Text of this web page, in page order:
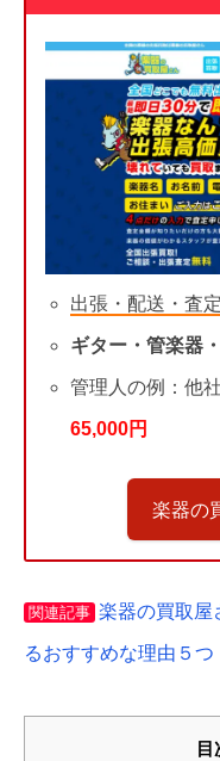
出張・配送・査
ギター・管楽器
管理人の例：他
65,000円
楽器の
関連記事 楽器の買取屋
るおすすめな理由５つ
目